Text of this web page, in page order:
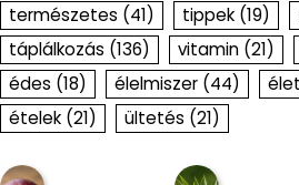
természetes (41) tippek (19)
táplálkozás (136) vitamin (21)
édes (18) élelmiszer (44)
ételek (21) ültetés (21)